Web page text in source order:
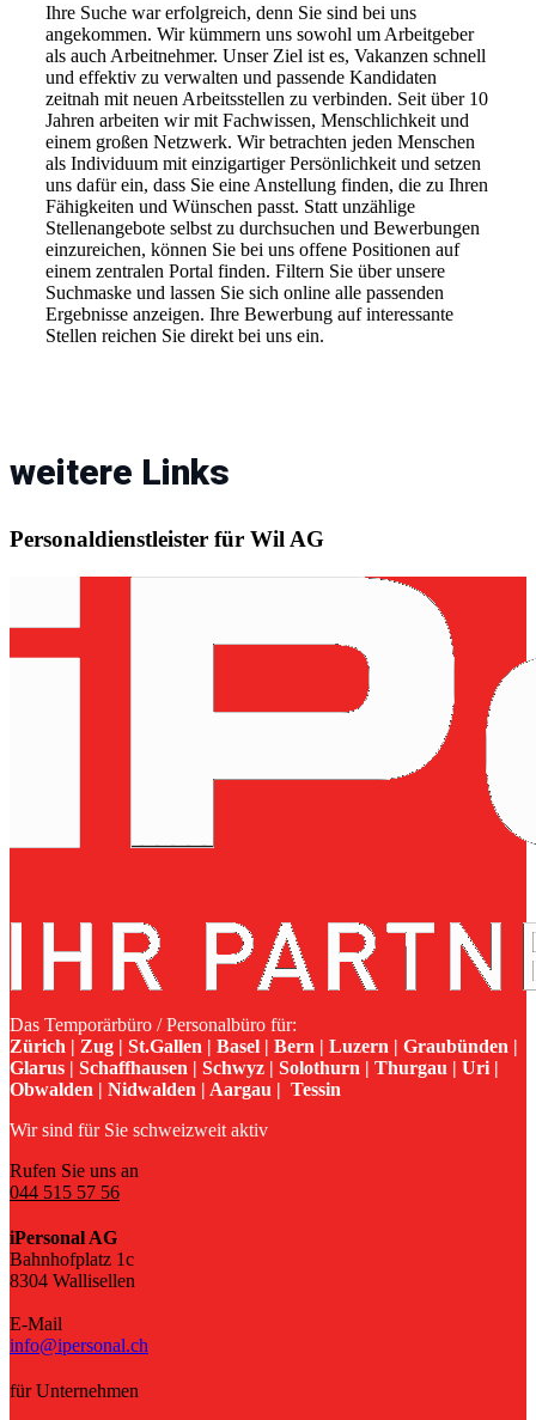
Ihre Suche war erfolgreich, denn Sie sind bei uns
angekommen. Wir kümmern uns sowohl um Arbeitgeber
als auch Arbeitnehmer. Unser Ziel ist es, Vakanzen schnell
und effektiv zu verwalten und passende Kandidaten
zeitnah mit neuen Arbeitsstellen zu verbinden. Seit über 10
Jahren arbeiten wir mit Fachwissen, Menschlichkeit und
einem großen Netzwerk. Wir betrachten jeden Menschen
als Individuum mit einzigartiger Persönlichkeit und setzen
uns dafür ein, dass Sie eine Anstellung finden, die zu Ihren
Fähigkeiten und Wünschen passt. Statt unzählige
Stellenangebote selbst zu durchsuchen und Bewerbungen
einzureichen, können Sie bei uns offene Positionen auf
einem zentralen Portal finden. Filtern Sie über unsere
Suchmaske und lassen Sie sich online alle passenden
Ergebnisse anzeigen. Ihre Bewerbung auf interessante
Stellen reichen Sie direkt bei uns ein.
weitere Links
Personaldienstleister für Wil AG
Das Temporärbüro / Personalbüro für:
Zürich | Zug | St.Gallen | Basel | Bern | Luzern | Graubünden |
Glarus | Schaffhausen | Schwyz | Solothurn | Thurgau | Uri |
Obwalden | Nidwalden | Aargau | Tessin
Wir sind für Sie schweizweit aktiv
Rufen Sie uns an
044 515 57 56
iPersonal AG
Bahnhofplatz 1c
8304 Wallisellen
E-Mail
info@ipersonal.ch
für Unternehmen